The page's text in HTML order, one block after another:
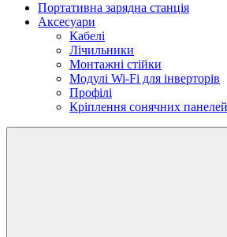
Портативна зарядна станція
Аксесуари
Кабелі
Лічильники
Монтажні стійки
Модулі Wi-Fi для інверторів
Профілі
Кріплення сонячних панелей